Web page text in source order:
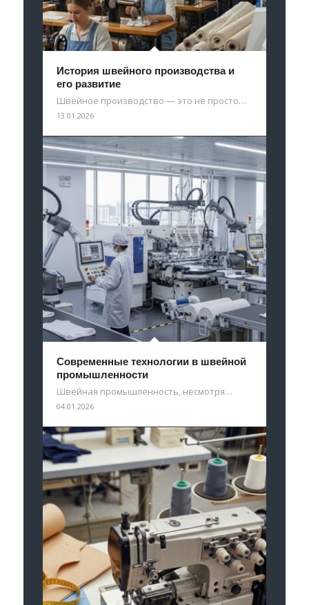
История швейного производства и
его развитие
Швейное производство — это не просто…
13.01.2026
Современные технологии в швейной
промышленности
Швейная промышленность, несмотря…
04.01.2026